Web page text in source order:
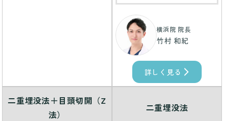
横浜院 院長
竹村 和紀
詳しく見る
二重埋没法＋目頭切開（Z
法）
二重埋没法